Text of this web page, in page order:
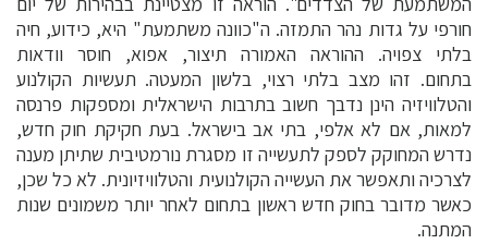
חורפי על גדות נהר התמזה. ה"כוונה משתמעת" היא, כידוע, חיה
בלתי צפויה. ההוראה האמורה תיצור, אפוא, חוסר וודאות
בתחום. זהו מצב בלתי רצוי, בלשון המעטה. תעשיות הקולנוע
והטלוויזיה הינן נדבך חשוב בתרבות הישראלית ומספקות פרנסה
למאות, אם לא אלפי, בתי אב בישראל. בעת חקיקת חוק חדש,
נדרש המחוקק לספק לתעשייה זו מסגרת נורמטיבית שתיתן מענה
לצרכיה ותאפשר את העשייה הקולנועית והטלוויזיונית. לא כל שכן,
כאשר מדובר בחוק חדש ראשון בתחום לאחר יותר משמונים שנות
המתנה.